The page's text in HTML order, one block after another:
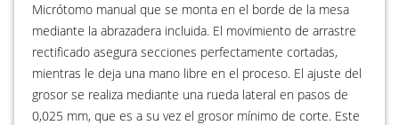
Micrótomo manual que se monta en el borde de la mesa
mediante la abrazadera incluida. El movimiento de arrastre
rectificado asegura secciones perfectamente cortadas,
mientras le deja una mano libre en el proceso. El ajuste del
grosor se realiza mediante una rueda lateral en pasos de
0,025 mm, que es a su vez el grosor mínimo de corte. Este